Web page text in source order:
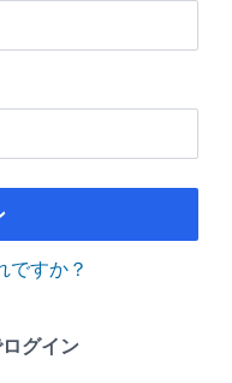
ですか？
グイン